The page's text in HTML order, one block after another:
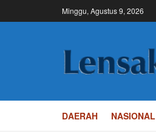
Minggu, Agustus 9, 2026
DAERAH NASIONAL